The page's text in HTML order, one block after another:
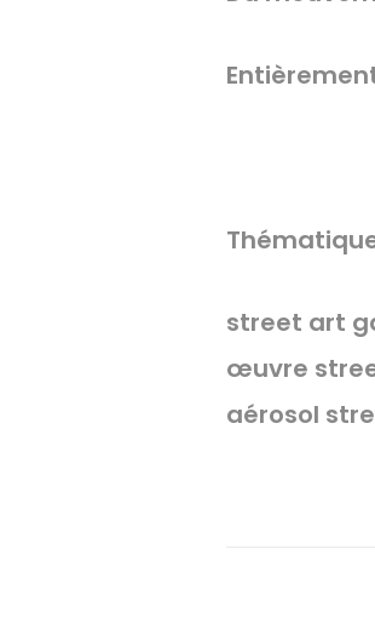
street art
œuvre
aérosol